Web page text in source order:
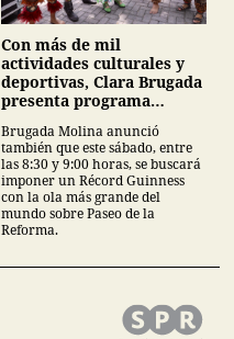
Con más de mil
actividades culturales y
deportivas, Clara Brugada
presenta programa
Mundial 2026 en la CDMX
Brugada Molina anunció
también que este sábado, entre
las 8:30 y 9:00 horas, se buscará
imponer un Récord Guinness
con la ola más grande del
mundo sobre Paseo de la
Reforma.